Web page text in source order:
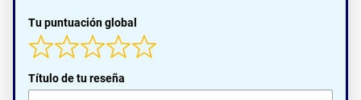
Tu puntuación global
Título de tu reseña